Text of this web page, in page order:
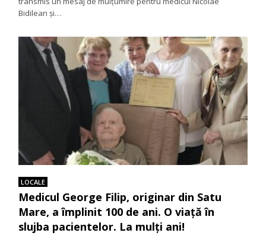
Bidilean și…
LOCALE
Medicul George Filip, originar din Satu
Mare, a împlinit 100 de ani. O viață în
slujba pacientelor. La mulți ani!